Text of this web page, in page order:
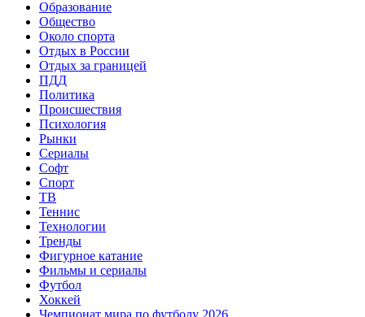
Образование
Общество
Около спорта
Отдых в России
Отдых за границей
ПДД
Политика
Происшествия
Психология
Рынки
Сериалы
Софт
Спорт
ТВ
Теннис
Технологии
Тренды
Фигурное катание
Фильмы и сериалы
Футбол
Хоккей
Чемпионат мира по футболу 2026